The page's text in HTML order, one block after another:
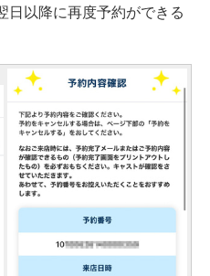
日以降に再度予約ができる